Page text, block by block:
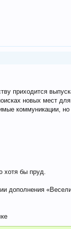
приходится
новых мест
коммуникации,
хотя бы пруд.
дополнения